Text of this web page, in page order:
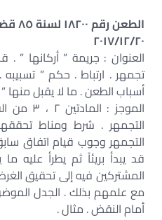
٢٠١٧/١٢/٢٠
العنوان : جريمة ” أركانها ”
تجمهر . ارتباط . حكم ”
أسباب الطعن . ما لا يقبل منها
التجمهر . شرط ومناط
التجمهر وجوب قيام اتفاق
قد يبدأ بريئاً ثم يطرأ عليه
المشتركين فيه إلى تحقيق
مع علمهم بذلك . الجدل
أمام النقض . مثال .